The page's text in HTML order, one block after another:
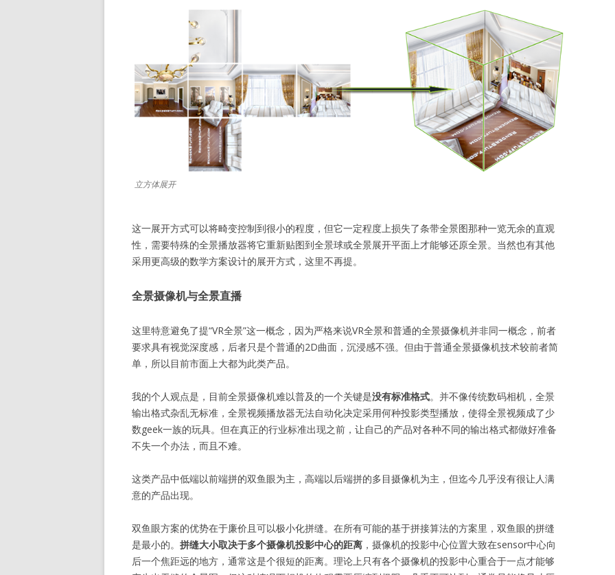
立方体展开
这一展开方式可以将畸变控制到很小的程度，但它一定程度上损失了条带全景图那种一览无余的直观
性，需要特殊的全景播放器将它重新贴图到全景球或全景展开平面上才能够还原全景。当然也有其他
采用更高级的数学方案设计的展开方式，这里不再提。
全景摄像机与全景直播
这里特意避免了提“VR全景”这一概念，因为严格来说VR全景和普通的全景摄像机并非同一概念，前者
要求具有视觉深度感，后者只是个普通的2D曲面，沉浸感不强。但由于普通全景摄像机技术较前者简
单，所以目前市面上大都为此类产品。
我的个人观点是，目前全景摄像机难以普及的一个关键是没有标准格式。并不像传统数码相机，全景
输出格式杂乱无标准，全景视频播放器无法自动化决定采用何种投影类型播放，使得全景视频成了少
数geek一族的玩具。但在真正的行业标准出现之前，让自己的产品对各种不同的输出格式都做好准备
不失一个办法，而且不难。
这类产品中低端以前端拼的双鱼眼为主，高端以后端拼的多目摄像机为主，但迄今几乎没有很让人满
意的产品出现。
双鱼眼方案的优势在于廉价且可以极小化拼缝。在所有可能的基于拼接算法的方案里，双鱼眼的拼缝
是最小的。 拼缝大小取决于多个摄像机投影中心的距离 ，摄像机的投影中心位置大致在sensor中心向
后一个焦距远的地方，通常这是个很短的距离。理论上只有各个摄像机的投影中心重合于一点才能够